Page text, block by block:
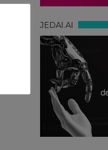
JEDAI.AI